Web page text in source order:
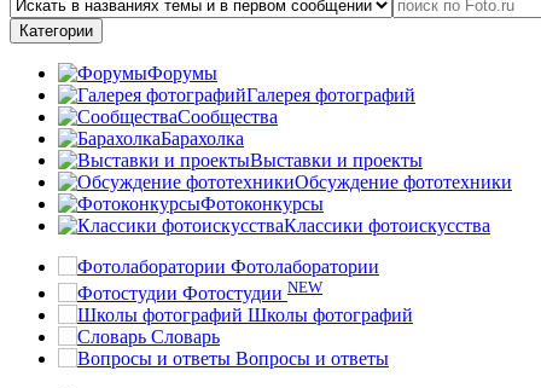
Категории
Форумы
Галерея фотографий
Сообщества
Барахолка
Выставки и проекты
Обсуждение фототехники
Фотоконкурсы
Классики фотоискусства
Фотолаборатории
Фотостудии NEW
Школы фотографий
Словарь
Вопросы и ответы